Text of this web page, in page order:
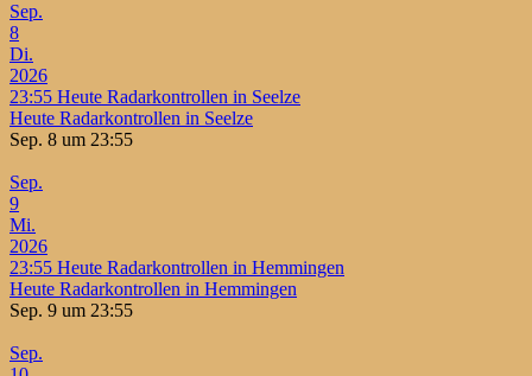
Sep.
8
Di.
2026
23:55 Heute Radarkontrollen in Seelze
Heute Radarkontrollen in Seelze
Sep. 8 um 23:55
Sep.
9
Mi.
2026
23:55 Heute Radarkontrollen in Hemmingen
Heute Radarkontrollen in Hemmingen
Sep. 9 um 23:55
Sep.